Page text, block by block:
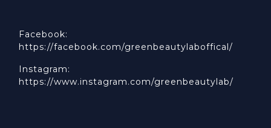
Facebook:
https://facebook.com/greenbeautylaboffical/
Instagram:
https://www.instagram.com/greenbeautylab/